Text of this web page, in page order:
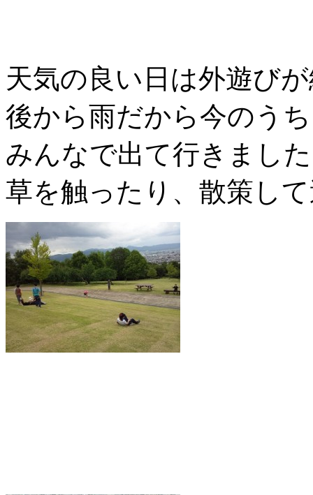
天気の良い日は外遊び
後から雨だから今のう
みんなで出て行きまし
草を触ったり、散策し